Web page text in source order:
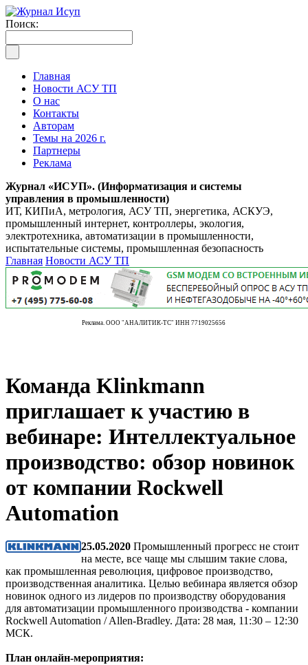
Поиск:
Главная
Новости АСУ ТП
О нас
Контакты
Авторам
Темы на 2026 г.
Партнеры
Реклама
Журнал «ИСУП». (Информатизация и системы
управления в промышленности)
ИТ, КИПиА, метрология, АСУ ТП, энергетика, АСКУЭ,
промышленный интернет, контроллеры, экология,
электротехника, автоматизации в промышленности,
испытательные системы, промышленная безопасность
Главная Новости АСУ ТП
Реклама. ООО "АНАЛИТИК-ТС" ИНН 7719025656
Команда Klinkmann
приглашает к участию в
вебинаре: Интеллектуальное
производство: обзор новинок
от компании Rockwell
Automation
25.05.2020 Промышленный прогресс не стоит
на месте, все чаще мы слышим такие слова,
как промышленная революция, цифровое производство,
производственная аналитика. Целью вебинара является обзор
новинок одного из лидеров по производству оборудования
для автоматизации промышленного производства - компании
Rockwell Automation / Allen-Bradley. Дата: 28 мая, 11:30 – 12:30
МСК.
План онлайн-мероприятия: